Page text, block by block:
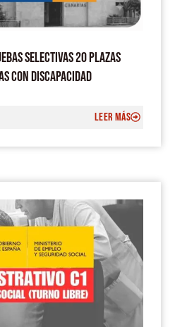
SELECTIVAS 20 PLAZAS
CON DISCAPACIDAD
LEER MÁS